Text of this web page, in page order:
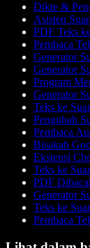
Dikte &
Asisten
PDF Teks
Pembaca
Generator
Generator
Program
Generator
Teks ke
Pengubah
Pembaca
Bisakah
Ekstensi
Teks ke
PDF
Generator
Teks ke
Pembaca